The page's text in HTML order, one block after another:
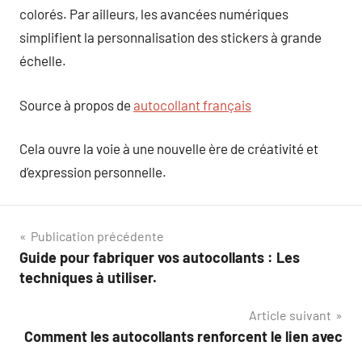
colorés. Par ailleurs, les avancées numériques
simplifient la personnalisation des stickers à grande
échelle.
Source à propos de autocollant français
Cela ouvre la voie à une nouvelle ère de créativité et
d’expression personnelle.
Navigation
de
Publication précédente
Guide pour fabriquer vos autocollants : Les
techniques à utiliser.
Article suivant
Comment les autocollants renforcent le lien avec